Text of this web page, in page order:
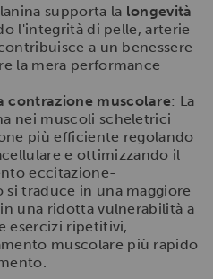
supporta la longevità
l'integrità di pelle, arterie
a un benessere
la mera performance
contrazione muscolare: La
nei muscoli scheletrici
più efficiente regolando
e ottimizzando il
eccitazione-
traduce in una maggiore
una ridotta vulnerabilità a
esercizi ripetitivi,
muscolare più rapido